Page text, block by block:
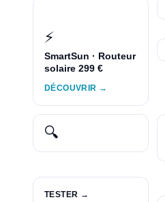
⚡
SmartSun · Routeur
solaire 299 €
DÉCOUVRIR →
🔍
TESTER →